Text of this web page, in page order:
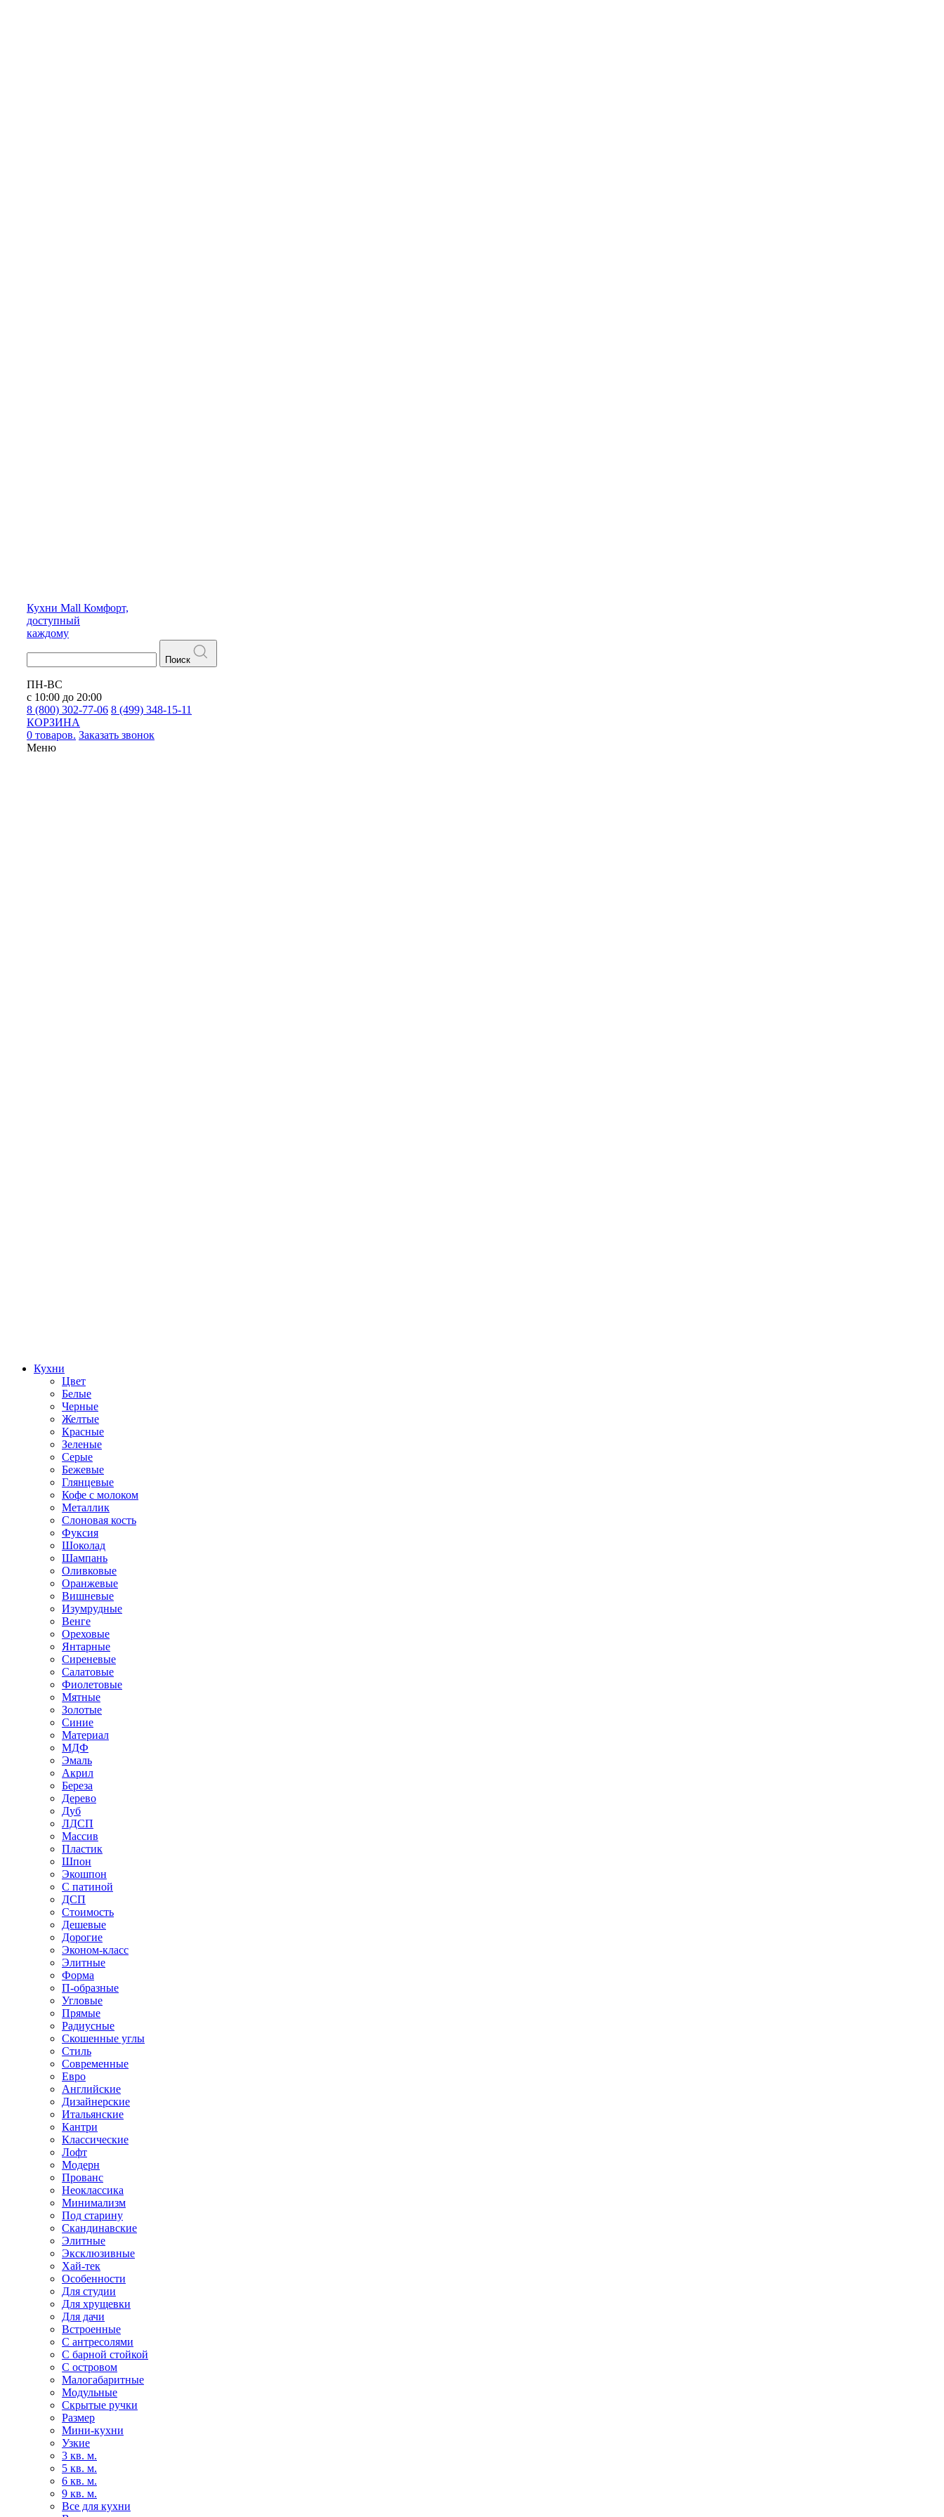
Кухни Mall Комфорт,
доступный
каждому
Поиск
ПН-ВС
с 10:00 до 20:00
8 (800) 302-77-06 8 (499) 348-15-11
КОРЗИНА
0 товаров. Заказать звонок
Меню
Кухни
Цвет
Белые
Черные
Желтые
Красные
Зеленые
Серые
Бежевые
Глянцевые
Кофе с молоком
Металлик
Слоновая кость
Фуксия
Шоколад
Шампань
Оливковые
Оранжевые
Вишневые
Изумрудные
Венге
Ореховые
Янтарные
Сиреневые
Салатовые
Фиолетовые
Мятные
Золотые
Синие
Материал
МДФ
Эмаль
Акрил
Береза
Дерево
Дуб
ЛДСП
Массив
Пластик
Шпон
Экошпон
С патиной
ДСП
Стоимость
Дешевые
Дорогие
Эконом-класс
Элитные
Форма
П-образные
Угловые
Прямые
Радиусные
Скошенные углы
Стиль
Современные
Евро
Английские
Дизайнерские
Итальянские
Кантри
Классические
Лофт
Модерн
Прованс
Неоклассика
Минимализм
Под старину
Скандинавские
Элитные
Эксклюзивные
Хай-тек
Особенности
Для студии
Для хрущевки
Для дачи
Встроенные
С антресолями
С барной стойкой
С островом
Малогабаритные
Модульные
Скрытые ручки
Размер
Мини-кухни
Узкие
3 кв. м.
5 кв. м.
6 кв. м.
9 кв. м.
Все для кухни